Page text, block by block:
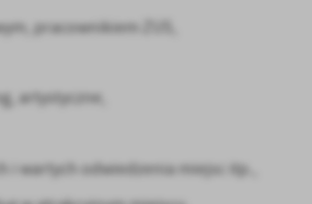
pracownikiem ZUS,
artystyczne,
wartych odwiedzenia miejsc itp.,